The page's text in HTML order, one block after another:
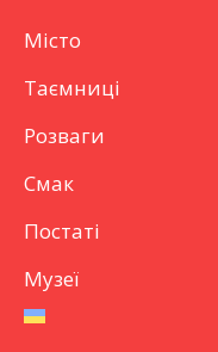
Місто
Таємниці
Розваги
Смак
Постаті
Музеї